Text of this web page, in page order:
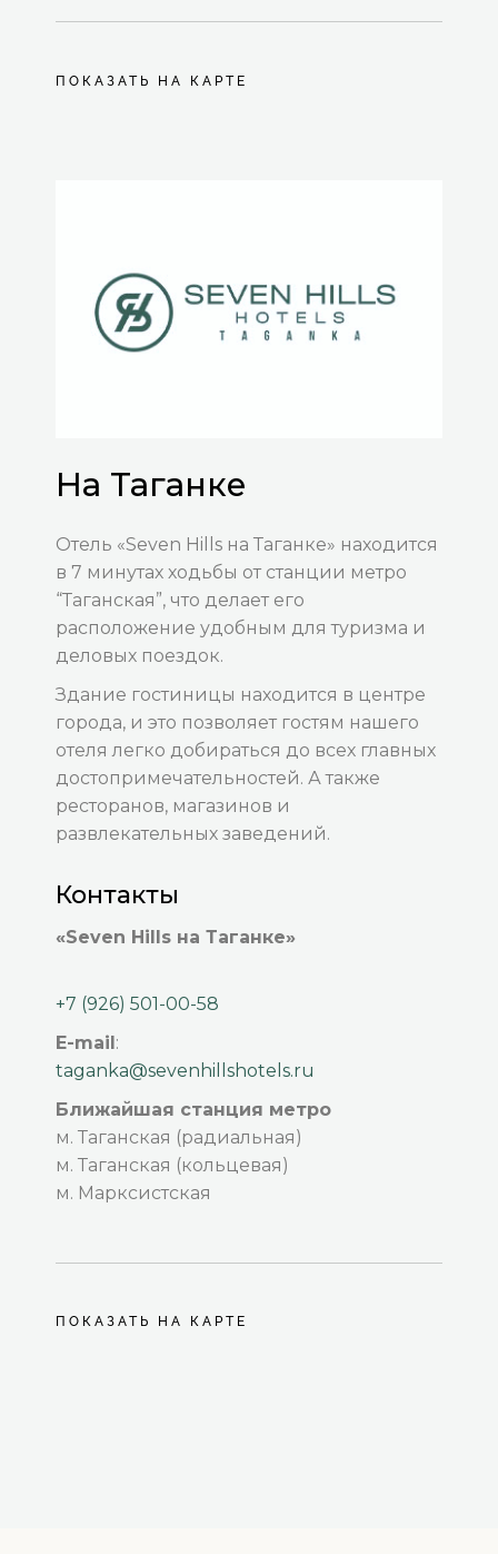
ПОКАЗАТЬ НА КАРТЕ
На Таганке
Отель «Seven Hills на Таганке» находится
в 7 минутах ходьбы от станции метро
“Таганская”, что делает его
расположение удобным для туризма и
деловых поездок.
Здание гостиницы находится в центре
города, и это позволяет гостям нашего
отеля легко добираться до всех главных
достопримечательностей. А также
ресторанов, магазинов и
развлекательных заведений.
Контакты
«Seven Hills на Таганке»
+7 (926) 501-00-58
E-mail:
taganka@sevenhillshotels.ru
Ближайшая станция метро
м. Таганская (радиальная)
м. Таганская (кольцевая)
м. Марксистская
ПОКАЗАТЬ НА КАРТЕ